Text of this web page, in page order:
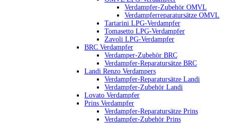
Verdampfer-Zubehör OMVL
Verdampferreparatursätze OMVL
Tartarini LPG-Verdampfer
Tomasetto LPG-Verdampfer
Zavoli LPG-Verdampfer
BRC Verdampfer
Verdamper-Zubehör BRC
Verdampfer-Reparatursätze BRC
Landi Renzo Verdampers
Verdampfer-Reparatursätze Landi
Verdampfer-Zubehör Landi
Lovato Verdampfer
Prins Verdampfer
Verdampfer-Reparatursätze Prins
Verdampfer-Zubehör Prins